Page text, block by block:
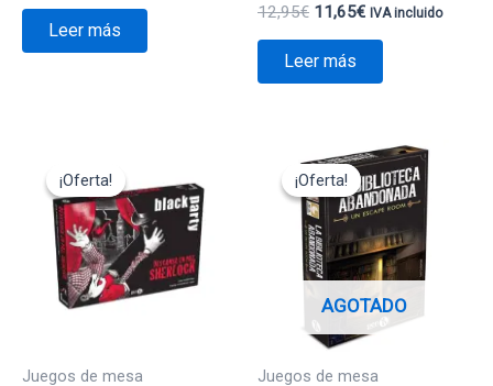
Leer más
12,95€ 11,65€ IVA incluido
Leer más
¡Oferta!
¡Oferta!
Juegos de mesa
precio
original
era:
22,00€.
actual
es:
19,80€.
¡Oferta!
AGOTADO
¡Oferta!
Juegos de mesa
precio
original
era:
14,95€.
El
precio
actual
es:
13,45€.